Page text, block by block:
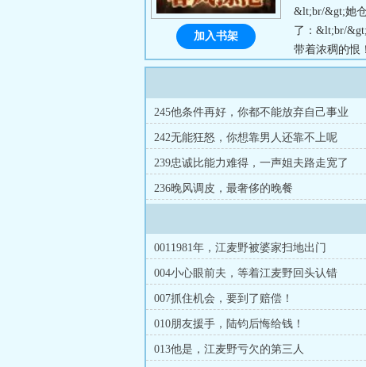
&lt;br/&gt;她
了：&lt;br/
带着浓稠的恨
狗见了他都要
麦野的死缠
野成了弃妇。
加入书架
245他条件再好，你都不能放弃自己事业
242无能狂怒，你想靠男人还靠不上呢
239忠诚比能力难得，一声姐夫路走宽了
236晚风调皮，最奢侈的晚餐
0011981年，江麦野被婆家扫地出门
004小心眼前夫，等着江麦野回头认错
007抓住机会，要到了赔偿！
010朋友援手，陆钧后悔给钱！
013他是，江麦野亏欠的第三人